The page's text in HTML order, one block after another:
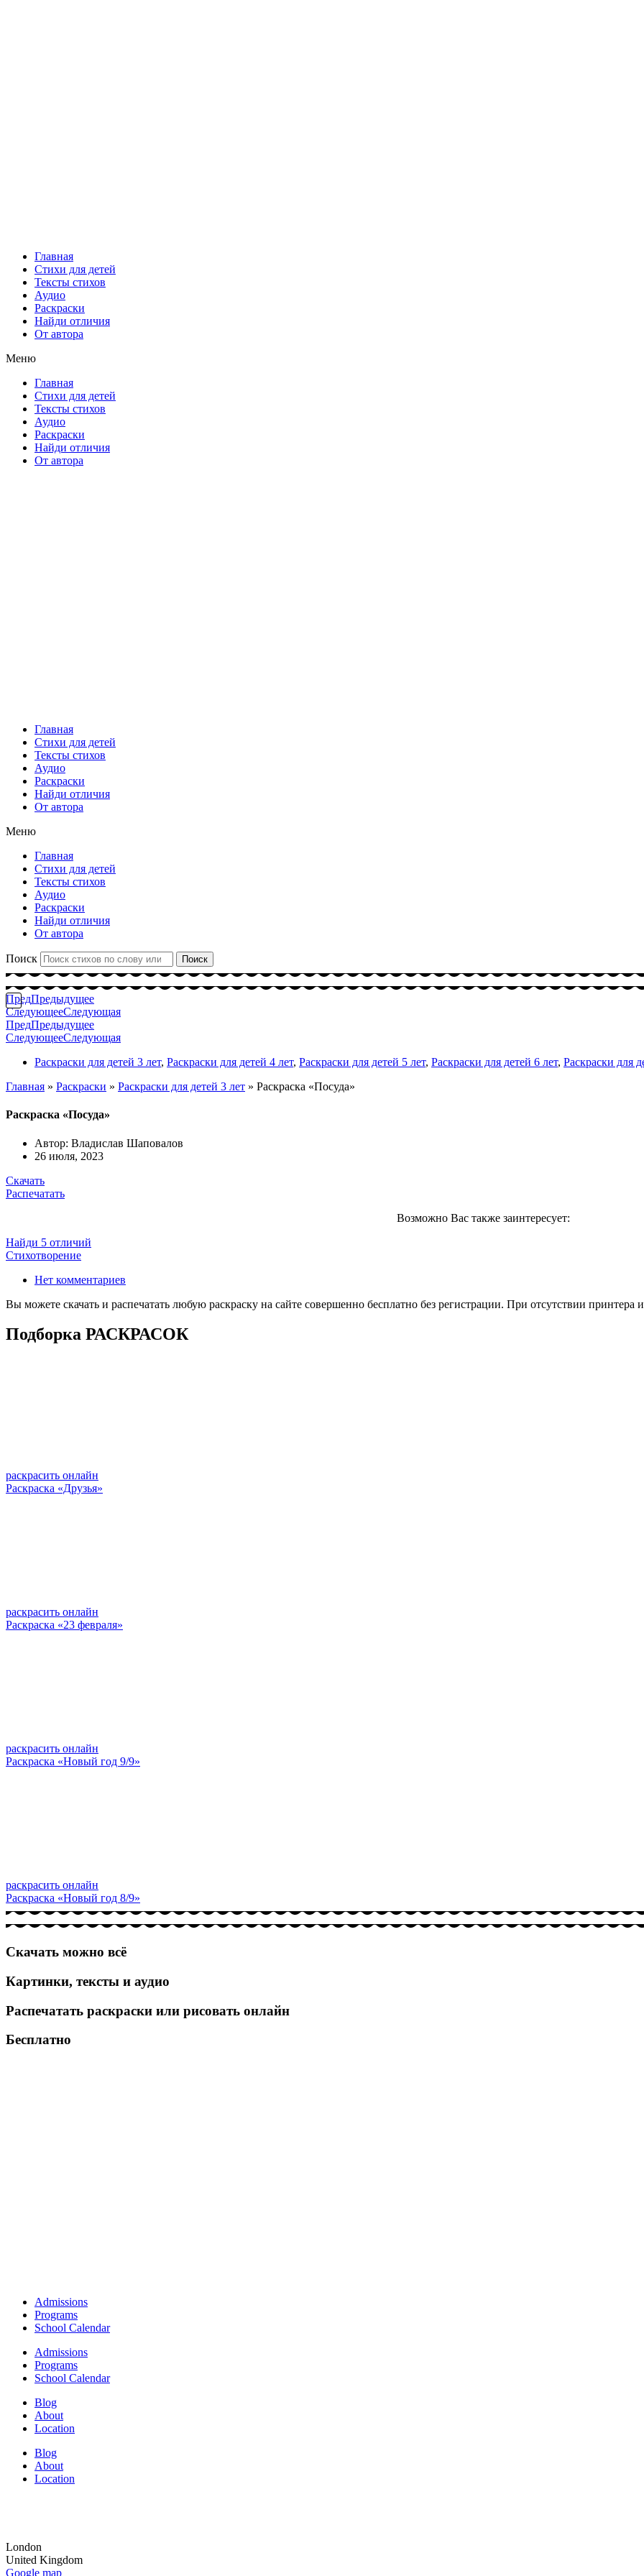
Главная
Стихи для детей
Тексты стихов
Аудио
Раскраски
Найди отличия
От автора
Меню
Главная
Стихи для детей
Тексты стихов
Аудио
Раскраски
Найди отличия
От автора
Главная
Стихи для детей
Тексты стихов
Аудио
Раскраски
Найди отличия
От автора
Меню
Главная
Стихи для детей
Тексты стихов
Аудио
Раскраски
Найди отличия
От автора
Поиск Поиск
ПредПредыдущее
СледующееСледующая
ПредПредыдущее
СледующееСледующая
Раскраски для детей 3 лет, Раскраски для детей 4 лет, Раскраски для детей 5 лет, Раскраски для детей 6 лет, Раскраски для
Главная » Раскраски » Раскраски для детей 3 лет » Раскраска «Посуда»
Раскраска «Посуда»
Автор: Владислав Шаповалов
26 июля, 2023
Скачать
Распечатать
Возможно Вас также заинтересует:
Найди 5 отличий
Стихотворение
Нет комментариев
Вы можете скачать и распечатать любую раскраску на сайте совершенно бесплатно без регистрации. При отсутствии принтера
Подборка РАСКРАСОК
раскрасить онлайн
Раскраска «Друзья»
раскрасить онлайн
Раскраска «23 февраля»
раскрасить онлайн
Раскраска «Новый год 9/9»
раскрасить онлайн
Раскраска «Новый год 8/9»
Скачать можно всё
Картинки, тексты и аудио
Распечатать раскраски или рисовать онлайн
Бесплатно
Admissions
Programs
School Calendar
Admissions
Programs
School Calendar
Blog
About
Location
Blog
About
Location
London
United Kingdom
Google map